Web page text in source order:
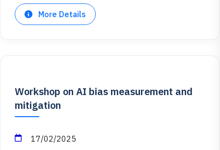
More Details
Workshop on AI bias measurement and
mitigation
17/02/2025